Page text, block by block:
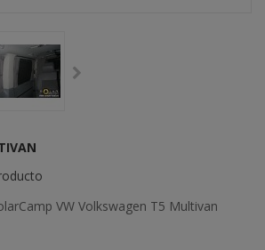
VW Volkswagen T5 Multivan